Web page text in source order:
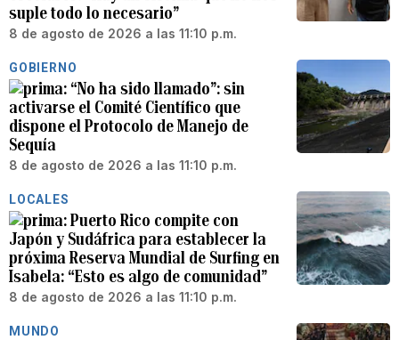
suple todo lo necesario”
8 de agosto de 2026 a las 11:10 p.m.
GOBIERNO
“No ha sido llamado”: sin
activarse el Comité Científico que
dispone el Protocolo de Manejo de
Sequía
8 de agosto de 2026 a las 11:10 p.m.
LOCALES
Puerto Rico compite con
Japón y Sudáfrica para establecer la
próxima Reserva Mundial de Surfing en
Isabela: “Esto es algo de comunidad”
8 de agosto de 2026 a las 11:10 p.m.
MUNDO